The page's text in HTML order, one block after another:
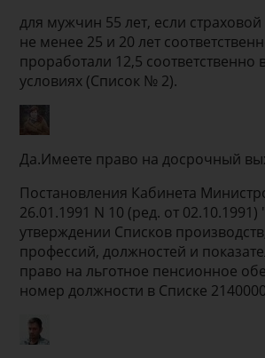
для мужчин 55 лет, если страховой
не менее 25 и 20 лет
проработали 12,5 соответственно
условиях (Список № 2).
Да.Имеете право на досрочный
Постановления Кабинета
26.01.1991 N 10 (ред. от 02.10.1991)
утверждении Списков
профессий, должностей и
право на льготное пенсионное
номер должности в Списке